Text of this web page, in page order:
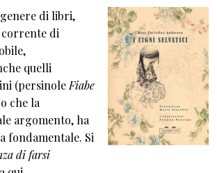
genere di libri,
di
quelli
(persinole Fiabe
che la
argomento, ha
fondamentale. Si
di farsi